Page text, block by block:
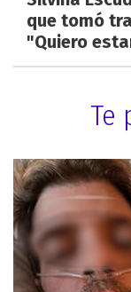
que tomó
"Quiero
Te